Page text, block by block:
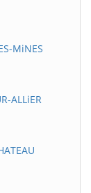
MiNES
ALLiER